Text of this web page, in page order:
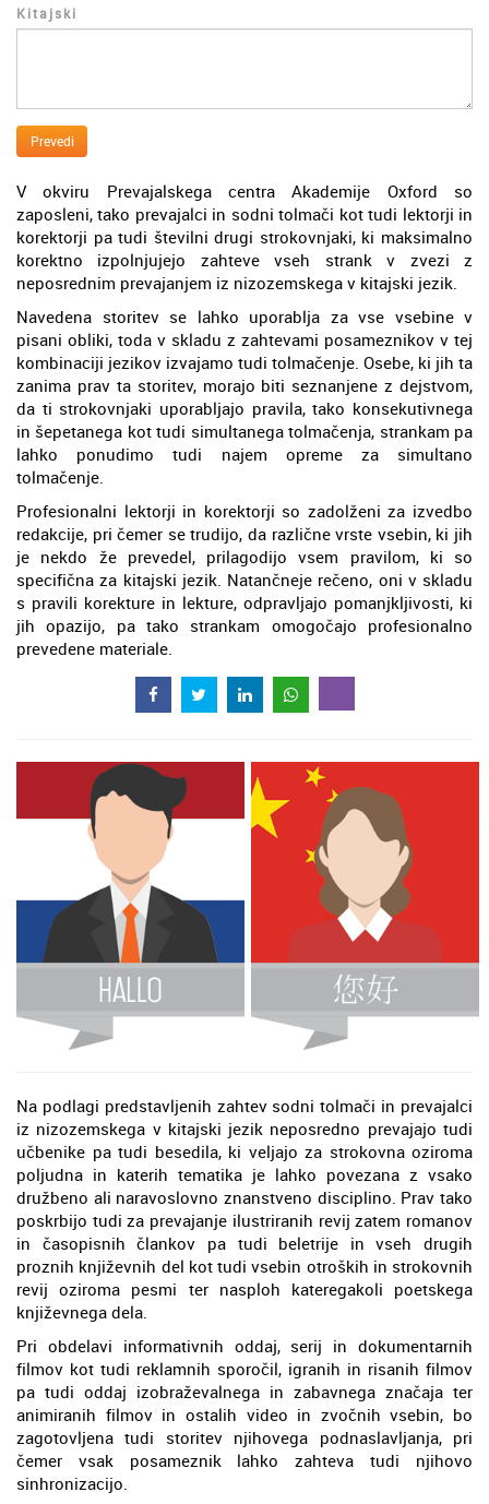
Kitajski
Prevedi
V okviru Prevajalskega centra Akademije Oxford so
zaposleni, tako prevajalci in sodni tolmači kot tudi lektorji in
korektorji pa tudi številni drugi strokovnjaki, ki maksimalno
korektno izpolnjujejo zahteve vseh strank v zvezi z
neposrednim prevajanjem iz nizozemskega v kitajski jezik.
Navedena storitev se lahko uporablja za vse vsebine v
pisani obliki, toda v skladu z zahtevami posameznikov v tej
kombinaciji jezikov izvajamo tudi tolmačenje. Osebe, ki jih ta
zanima prav ta storitev, morajo biti seznanjene z dejstvom,
da ti strokovnjaki uporabljajo pravila, tako konsekutivnega
in šepetanega kot tudi simultanega tolmačenja, strankam pa
lahko ponudimo tudi najem opreme za simultano
tolmačenje.
Profesionalni lektorji in korektorji so zadolženi za izvedbo
redakcije, pri čemer se trudijo, da različne vrste vsebin, ki jih
je nekdo že prevedel, prilagodijo vsem pravilom, ki so
specifična za kitajski jezik. Natančneje rečeno, oni v skladu
s pravili korekture in lekture, odpravljajo pomanjkljivosti, ki
jih opazijo, pa tako strankam omogočajo profesionalno
prevedene materiale.
Na podlagi predstavljenih zahtev sodni tolmači in prevajalci
iz nizozemskega v kitajski jezik neposredno prevajajo tudi
učbenike pa tudi besedila, ki veljajo za strokovna oziroma
poljudna in katerih tematika je lahko povezana z vsako
družbeno ali naravoslovno znanstveno disciplino. Prav tako
poskrbijo tudi za prevajanje ilustriranih revij zatem romanov
in časopisnih člankov pa tudi beletrije in vseh drugih
proznih književnih del kot tudi vsebin otroških in strokovnih
revij oziroma pesmi ter nasploh kateregakoli poetskega
književnega dela.
Pri obdelavi informativnih oddaj, serij in dokumentarnih
filmov kot tudi reklamnih sporočil, igranih in risanih filmov
pa tudi oddaj izobraževalnega in zabavnega značaja ter
animiranih filmov in ostalih video in zvočnih vsebin, bo
zagotovljena tudi storitev njihovega podnaslavljanja, pri
čemer vsak posameznik lahko zahteva tudi njihovo
sinhronizacijo.